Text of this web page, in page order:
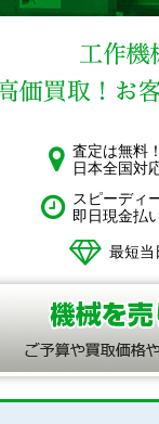
査定は無料
日本全国対
スピーディ
即日現金払
最短当